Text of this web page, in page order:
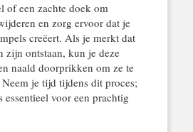
of een zachte doek om
en zorg ervoor dat je
creëert. Als je merkt dat
zijn ontstaan, kun je deze
naald doorprikken om ze te
je tijd tijdens dit proces;
voor een prachtig